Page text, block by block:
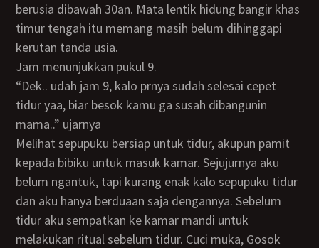
berusia dibawah 30an. Mata lentik hidung bangir khas
timur tengah itu memang masih belum dihinggapi
kerutan tanda usia.
Jam menunjukkan pukul 9.
“Dek.. udah jam 9, kalo prnya sudah selesai cepet
tidur yaa, biar besok kamu ga susah dibangunin
mama..” ujarnya
Melihat sepupuku bersiap untuk tidur, akupun pamit
kepada bibiku untuk masuk kamar. Sejujurnya aku
belum ngantuk, tapi kurang enak kalo sepupuku tidur
dan aku hanya berduaan saja dengannya. Sebelum
tidur aku sempatkan ke kamar mandi untuk
melakukan ritual sebelum tidur. Cuci muka, Gosok